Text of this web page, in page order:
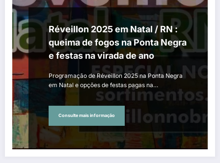
Réveillon 2025 em Natal / RN :
queima de fogos na Ponta Negra
e festas na virada de ano
Programação de Réveillon 2025 na Ponta Negra
em Natal e opções de festas pagas na…
Consulte mais informação